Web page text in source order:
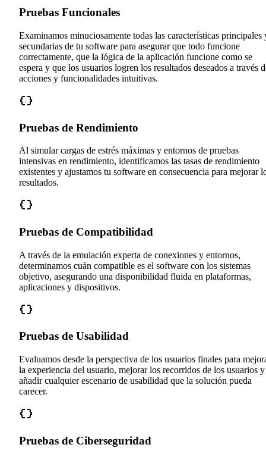
Pruebas Funcionales
Examinamos minuciosamente todas las características principales
secundarias de tu software para asegurar que todo funcione
correctamente, que la lógica de la aplicación funcione como se
espera y que los usuarios logren los resultados deseados a través
acciones y funcionalidades intuitivas.
Pruebas de Rendimiento
Al simular cargas de estrés máximas y entornos de pruebas
intensivas en rendimiento, identificamos las tasas de rendimiento
existentes y ajustamos tu software en consecuencia para mejorar
resultados.
Pruebas de Compatibilidad
A través de la emulación experta de conexiones y entornos,
determinamos cuán compatible es el software con los sistemas
objetivo, asegurando una disponibilidad fluida en plataformas,
aplicaciones y dispositivos.
Pruebas de Usabilidad
Evaluamos desde la perspectiva de los usuarios finales para
la experiencia del usuario, mejorar los recorridos de los usuarios y
añadir cualquier escenario de usabilidad que la solución pueda
carecer.
Pruebas de Ciberseguridad